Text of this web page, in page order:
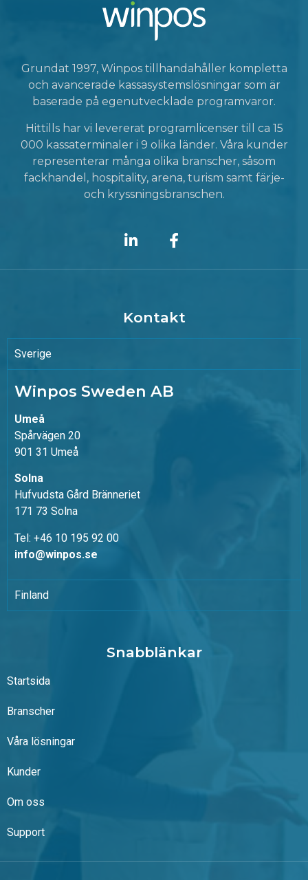
Grundat 1997, Winpos tillhandahåller kompletta
och avancerade kassasystemslösningar som är
baserade på egenutvecklade programvaror.
Hittills har vi levererat programlicenser till ca 15
000 kassaterminaler i 9 olika länder. Våra kunder
representerar många olika branscher, såsom
fackhandel, hospitality, arena, turism samt färje-
och kryssningsbranschen.
Kontakt
Sverige
Winpos Sweden AB
Umeå
Spårvägen 20
901 31 Umeå
Solna
Hufvudsta Gård Bränneriet
171 73 Solna
Tel: +46 10 195 92 00
info@winpos.se
Finland
Snabblänkar
Startsida
Branscher
Våra lösningar
Kunder
Om oss
Support